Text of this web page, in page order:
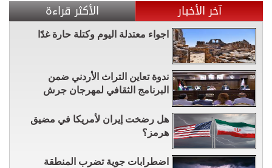
آخر الأخبار الأكثر قراءة
اجواء معتدلة اليوم وكتلة حارة غدًا
ندوة تعاين التراث الأردني ضمن
البرنامج الثقافي لمهرجان جرش
هل رضخت إيران لأمريكا في مضيق
هرمز؟
اضطرابات جوية تضرب المنطقة